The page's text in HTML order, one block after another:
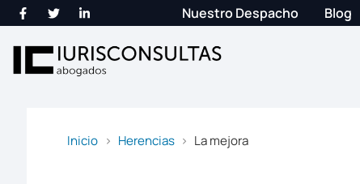
Nuestro Despacho Blog
Inicio Herencias La mejora